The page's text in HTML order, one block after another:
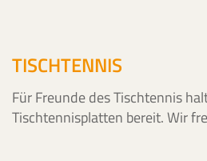
TISCHTENNIS
Für Freunde des Tischtennis
Tischtennisplatten bereit. Wir